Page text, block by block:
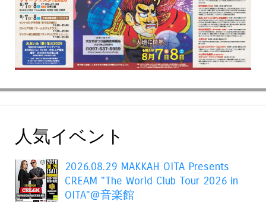
人気イベント
2026.08.29 MAKKAH OITA Presents
CREAM "The World Club Tour 2026 in
OITA"@音楽館